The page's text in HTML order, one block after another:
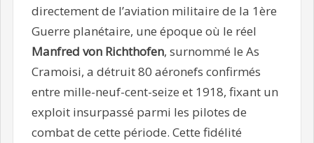
directement de l’aviation militaire de la 1ère
Guerre planétaire, une époque où le réel
Manfred von Richthofen, surnommé le As
Cramoisi, a détruit 80 aéronefs confirmés
entre mille-neuf-cent-seize et 1918, fixant un
exploit insurpassé parmi les pilotes de
combat de cette période. Cette fidélité